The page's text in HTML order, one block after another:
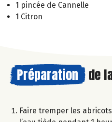
1 pincée de Cannelle
1 Citron
Préparation de
Faire tremper les